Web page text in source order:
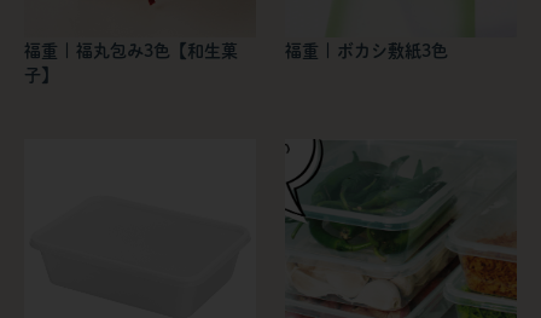
福重 | 福丸包み3色【和生菓
子】
福重 | ボカシ敷紙3色